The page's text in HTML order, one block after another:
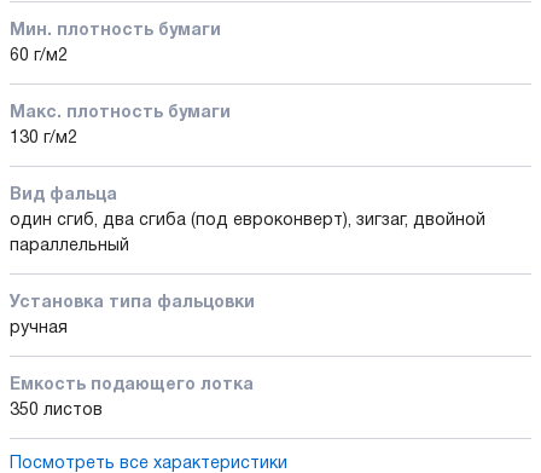
Мин. плотность бумаги
60 г/м2
Макс. плотность бумаги
130 г/м2
Вид фальца
один сгиб, два сгиба (под евроконверт), зигзаг, двойной
параллельный
Установка типа фальцовки
ручная
Емкость подающего лотка
350 листов
Посмотреть все характеристики